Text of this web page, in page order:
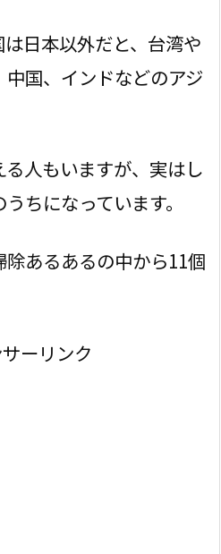
日本以外だと、台湾や
国、インドなどのアジ
人もいますが、実はし
ちになっています。
あるあるの中から11個
ーリンク